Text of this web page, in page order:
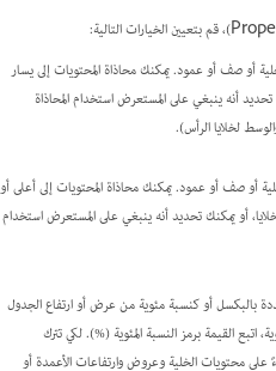
أو صف أو عمود. يمكنك محاذاة المحتويات إلى يسار
تحديد أنه ينبغي على المستعرض استخدام المحاذاة
لخلايا الرأس).
أو صف أو عمود. يمكنك محاذاة المحتويات إلى أعلى أو
أو يمكنك تحديد أنه ينبغي على المستعرض استخدام
بالبكسل أو كنسبة مئوية من عرض أو ارتفاع الجدول
اتبع القيمة برمز النسبة المئوية (%). لكي تترك
على محتويات الخلية وعروض وارتفاعات الأعمدة أو